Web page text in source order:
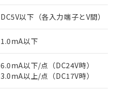
DC5V以下（各入力端子とV間）
1.0mA以下
6.0mA以下/点（DC24V時）
3.0mA以上/点（DC17V時）